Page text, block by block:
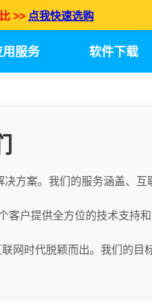
>> 点我快速选购
用服务 软件下载
方案。我们的服务涵盖、
客户提供全方位的技术支持
网时代脱颖而出。我们的目